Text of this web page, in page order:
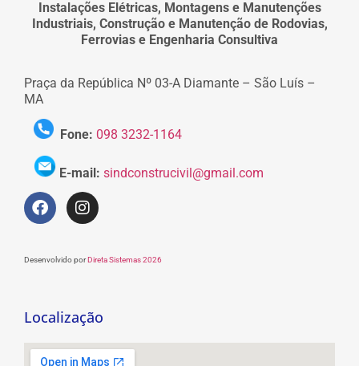
Instalações Elétricas, Montagens e Manutenções
Industriais, Construção e Manutenção de Rodovias,
Ferrovias e Engenharia Consultiva
Praça da República Nº 03-A Diamante – São Luís –
MA
Fone: 098 3232-1164
E-mail: sindconstrucivil@gmail.com
Desenvolvido porDireta Sistemas 2026
Localização